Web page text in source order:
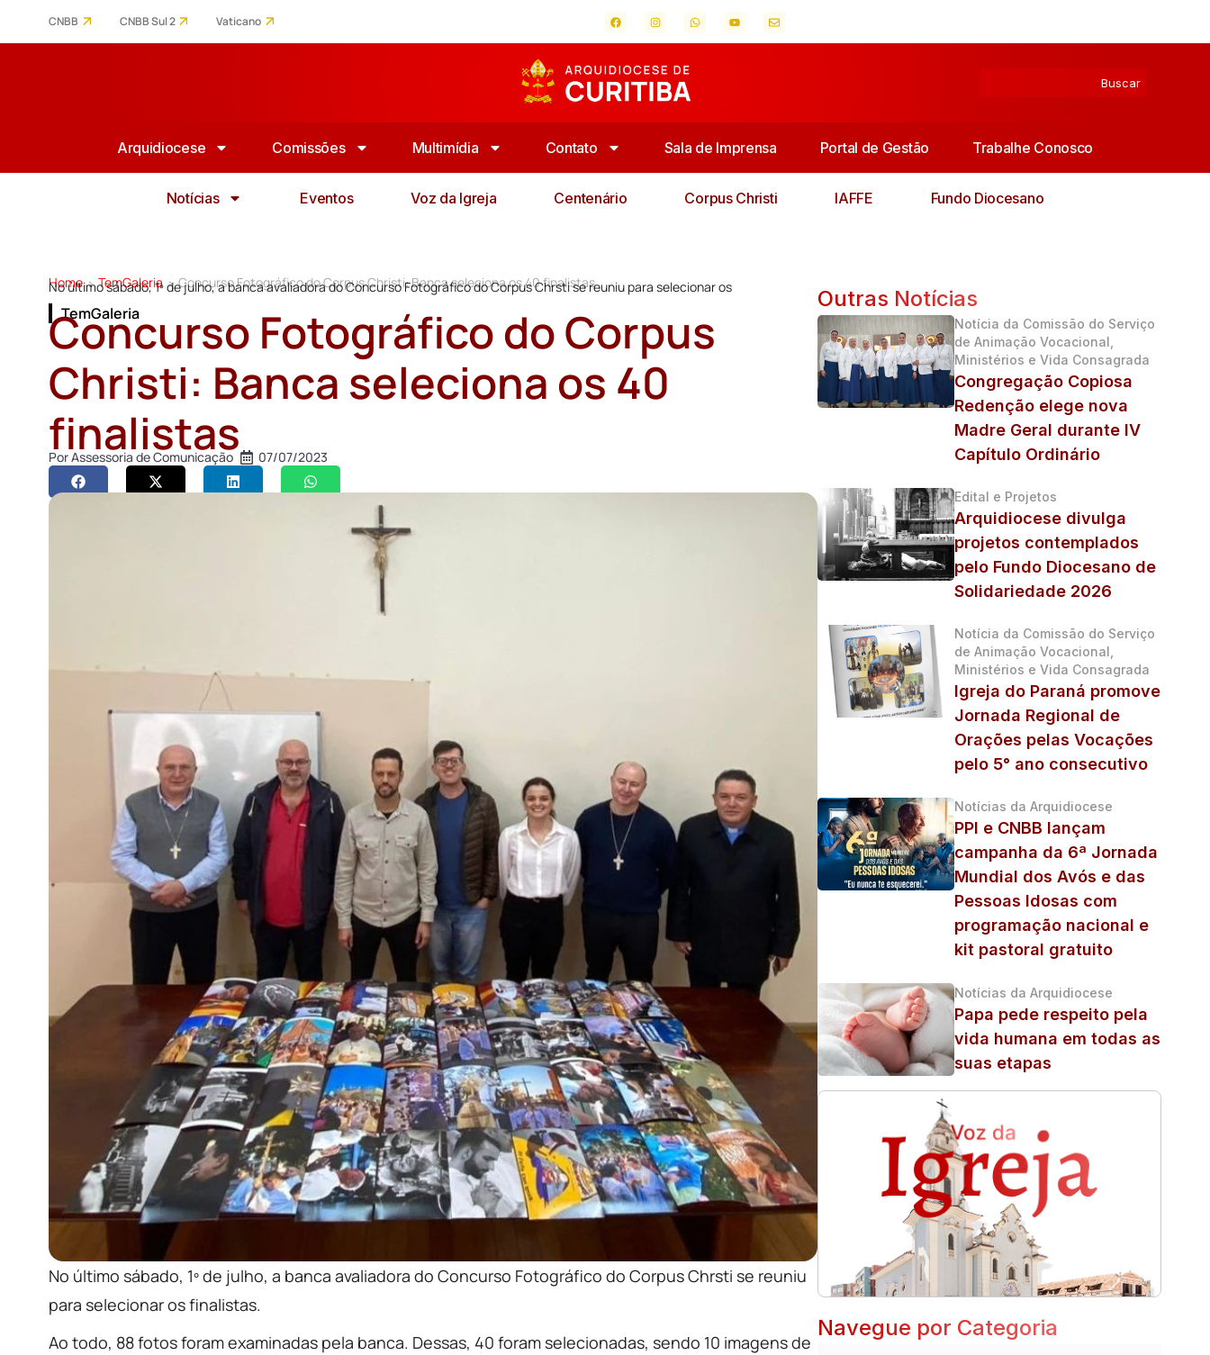
CNBB CNBB Sul 2 Vaticano
Arquidiocese Comissões Multimídia Contato Sala de Imprensa Portal de Gestão Trabalhe Conosco
Notícias Eventos Voz da Igreja Centenário Corpus Christi IAFFE Fundo Diocesano
Home > TemGaleria > Concurso Fotográfico do Corpus Christi: Banca seleciona os 40 finalistas
No último sábado, 1º de julho, a banca avaliadora do Concurso Fotográfico do Corpus Chrsti se reuniu para selecionar os
TemGaleria
Concurso Fotográfico do Corpus
Christi: Banca seleciona os 40
finalistas
PorAssessoria de Comunicação 07/07/2023
No último sábado, 1º de julho, a banca avaliadora do Concurso Fotográfico do Corpus Chrsti se reuniu
para selecionar os finalistas.
Ao todo, 88 fotos foram examinadas pela banca. Dessas, 40 foram selecionadas, sendo 10 imagens de
Outras Notícias
Notícia da Comissão do Serviço
de Animação Vocacional,
Ministérios e Vida Consagrada
Congregação Copiosa
Redenção elege nova
Madre Geral durante IV
Capítulo Ordinário
Edital e Projetos
Arquidiocese divulga
projetos contemplados
pelo Fundo Diocesano de
Solidariedade 2026
Notícia da Comissão do Serviço
de Animação Vocacional,
Ministérios e Vida Consagrada
Igreja do Paraná promove
Jornada Regional de
Orações pelas Vocações
pelo 5° ano consecutivo
Notícias da Arquidiocese
PPI e CNBB lançam
campanha da 6ª Jornada
Mundial dos Avós e das
Pessoas Idosas com
programação nacional e
kit pastoral gratuito
Notícias da Arquidiocese
Papa pede respeito pela
vida humana em todas as
suas etapas
Navegue por Categoria